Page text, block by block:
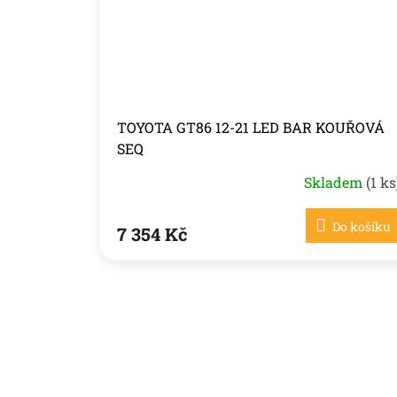
TOYOTA GT86 12-21 LED BAR KOUŘOVÁ
SEQ
Skladem (1
7 354 Kč Do košíku